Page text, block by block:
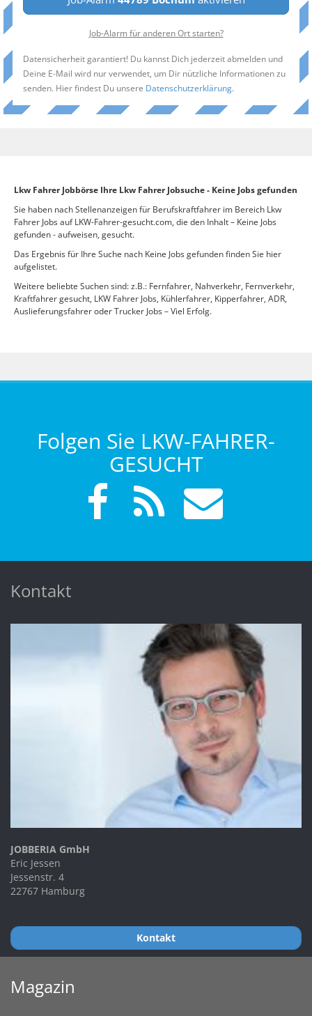
Job-Alarm für anderen Ort starten?
Datensicherheit garantiert! Du kannst Dich jederzeit abmelden und
Deine E-Mail wird nur verwendet, um Dir nützliche Informationen zu
senden. Hier findest Du unsere Datenschutzerklärung.
Lkw Fahrer Jobbörse Ihre Lkw Fahrer Jobsuche - Keine Jobs gefunden
Sie haben nach Stellenanzeigen für Berufskraftfahrer im Bereich Lkw
Fahrer Jobs auf LKW-Fahrer-gesucht.com, die den Inhalt – Keine Jobs
gefunden - aufweisen, gesucht.
Das Ergebnis für Ihre Suche nach Keine Jobs gefunden finden Sie hier
aufgelistet.
Weitere beliebte Suchen sind: z.B.: Fernfahrer, Nahverkehr, Fernverkehr,
Kraftfahrer gesucht, LKW Fahrer Jobs, Kühlerfahrer, Kipperfahrer, ADR,
Auslieferungsfahrer oder Trucker Jobs – Viel Erfolg.
Folgen Sie LKW-FAHRER-
GESUCHT
Kontakt
JOBBERIA GmbH
Eric Jessen
Jessenstr. 4
22767 Hamburg
Kontakt
Magazin